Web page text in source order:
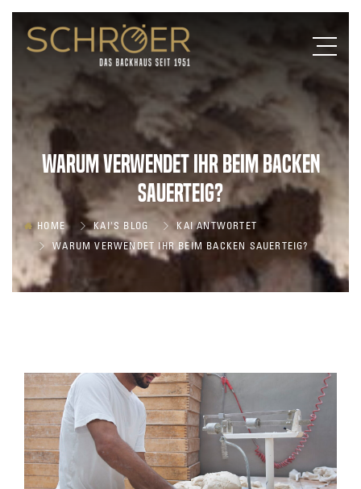
Warum verwendet Ihr beim Backen
Sauerteig?
HOME KAI'S BLOG
KAI ANTWORTET
WARUM VERWENDET IHR BEIM BACKEN SAUERTEIG?